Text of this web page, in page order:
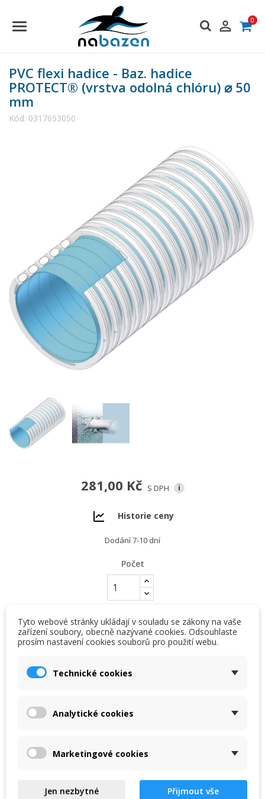
 0
PVC flexi hadice - Baz. hadice
PROTECT® (vrstva odolná chlóru) ⌀ 50
mm
Kód: 0317653050
281,00 Kč S DPH i
Historie ceny
Dodání 7-10 dní
Počet
PŘIDAT DO KOŠÍKU
Bazénová hadice PROTECT® (vrstva odolná chlóru) (cena za
Detaily produktu
add_circle_outline Create new list
Zrušit Vytvořit seznam přání
Tyto webové stránky ukládají v souladu se zákony na vaše
zařízení soubory, obecně nazývané cookies. Odsouhlaste
prosím nastavení cookies souborů pro použití webu.
Technické cookies
Analytické cookies
Marketingové cookies
Jen nezbytné
Přijmout vše